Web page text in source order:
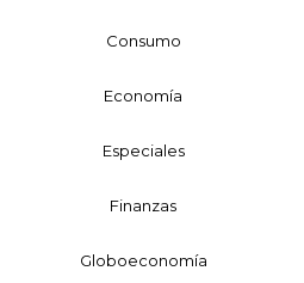
Consumo
Economía
Especiales
Finanzas
Globoeconomía